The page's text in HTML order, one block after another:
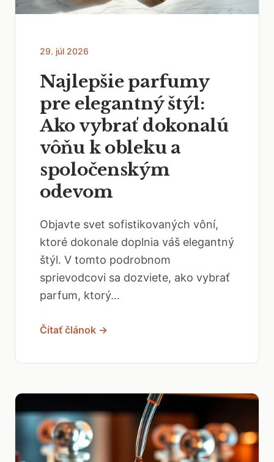
29. júl 2026
Najlepšie parfumy
pre elegantný štýl:
Ako vybrať dokonalú
vôňu k obleku a
spoločenským
odevom
Objavte svet sofistikovaných vôní,
ktoré dokonale doplnia váš elegantný
štýl. V tomto podrobnom
sprievodcovi sa dozviete, ako vybrať
parfum, ktorý...
Čítať článok →